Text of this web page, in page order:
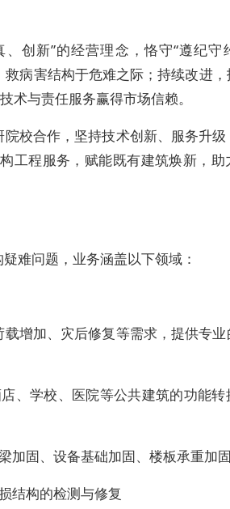
创新”的经营理念，恪守“遵纪守
救病害结构于危难之际；持续改进
术与责任服务赢得市场信赖。
校合作，坚持技术创新、服务升
工程服务，赋能既有建筑焕新，助
难问题，业务涵盖以下领域：
增加、灾后修复等需求，提供专
、学校、医院等公共建筑的功能
加固、设备基础加固、楼板承重加
结构的检测与修复